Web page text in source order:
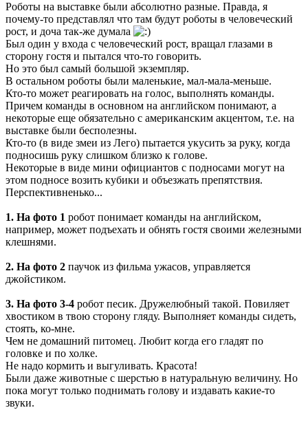
Роботы на выставке были абсолютно разные. Правда, я
почему-то представлял что там будут роботы в человеческий
рост, и доча так-же думала
Был один у входа с человеческий рост, вращал глазами в
сторону гостя и пытался что-то говорить.
Но это был самый большой экземпляр.
В остальном роботы были маленькие, мал-мала-меньше.
Кто-то может реагировать на голос, выполнять команды.
Причем команды в основном на английском понимают, а
некоторые еще обязательно с американским акцентом, т.е. на
выставке были бесполезны.
Кто-то (в виде змеи из Лего) пытается укусить за руку, когда
подносишь руку слишком близко к голове.
Некоторые в виде мини официантов с подносами могут на
этом подносе возить кубики и объезжать препятствия.
Перспективненько...
1. На фото 1 робот понимает команды на английском,
например, может подъехать и обнять гостя своими железными
клешнями.
2. На фото 2 паучок из фильма ужасов, управляется
джойстиком.
3. На фото 3-4 робот песик. Дружелюбный такой. Повиляет
хвостиком в твою сторону гляду. Выполняет команды сидеть,
стоять, ко-мне.
Чем не домашний питомец. Любит когда его гладят по
головке и по холке.
Не надо кормить и выгуливать. Красота!
Были даже животные с шерстью в натуральную величину. Но
пока могут только поднимать голову и издавать какие-то
звуки.